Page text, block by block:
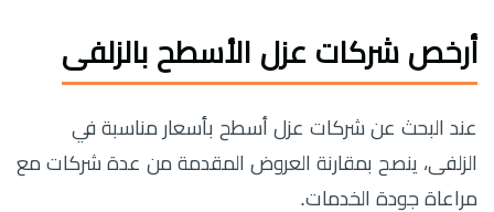
أرخص شركات عزل الأسطح بالزلفى
عند البحث عن شركات عزل أسطح بأسعار مناسبة في
الزلفى، ينصح بمقارنة العروض المقدمة من عدة شركات مع
مراعاة جودة الخدمات.